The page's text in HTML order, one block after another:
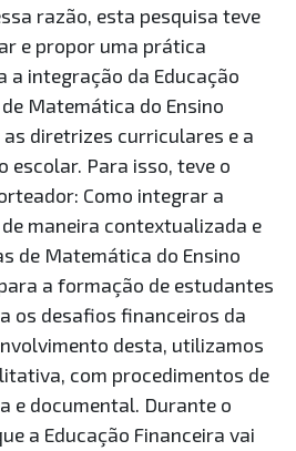
razão, esta pesquisa teve
e propor uma prática
a integração da Educação
Matemática do Ensino
diretrizes curriculares e a
escolar. Para isso, teve o
Como integrar a
maneira contextualizada e
de Matemática do Ensino
a formação de estudantes
os desafios financeiros da
desta, utilizamos
com procedimentos de
e documental. Durante o
a Educação Financeira vai